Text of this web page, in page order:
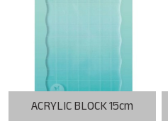
ACRYLIC BLOCK 15cm